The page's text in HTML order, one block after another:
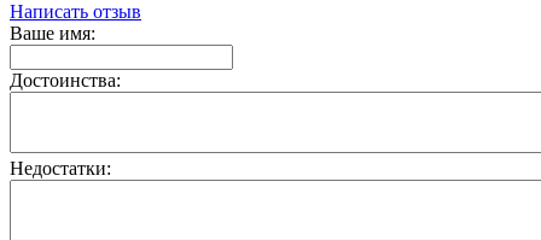
Написать отзыв
Ваше имя:
Достоинства:
Недостатки: